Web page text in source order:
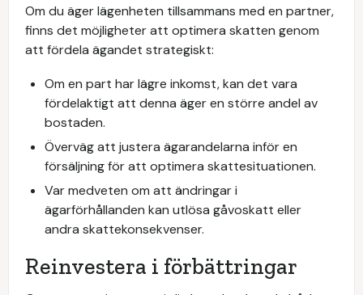
Om du äger lägenheten tillsammans med en partner,
finns det möjligheter att optimera skatten genom
att fördela ägandet strategiskt:
Om en part har lägre inkomst, kan det vara
fördelaktigt att denna äger en större andel av
bostaden.
Överväg att justera ägarandelarna inför en
försäljning för att optimera skattesituationen.
Var medveten om att ändringar i
ägarförhållanden kan utlösa gåvoskatt eller
andra skattekonsekvenser.
Reinvestera i förbättringar